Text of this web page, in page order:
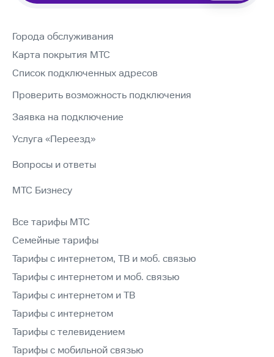
Города обслуживания
Карта покрытия МТС
Список подключенных адресов
Проверить возможность подключения
Заявка на подключение
Услуга «Переезд»
Вопросы и ответы
МТС Бизнесу
Все тарифы МТС
Семейные тарифы
Тарифы с интернетом, ТВ и моб. связью
Тарифы с интернетом и моб. связью
Тарифы с интернетом и ТВ
Тарифы с интернетом
Тарифы с телевидением
Тарифы с мобильной связью